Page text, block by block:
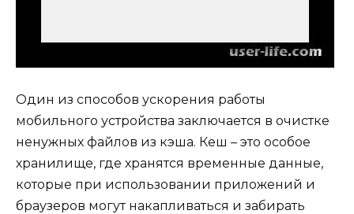
Один из способов ускорения работы
мобильного устройства заключается в очистке
ненужных файлов из кэша. Кеш – это особое
хранилище, где хранятся временные данные,
которые при использовании приложений и
браузеров могут накапливаться и забирать